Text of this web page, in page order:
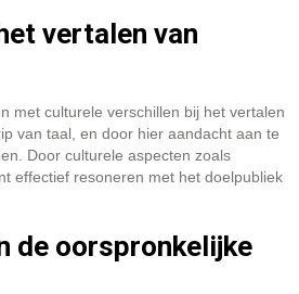
vertalen van
met culturele verschillen bij het vertalen
van taal, en door hier aandacht aan te
Door culturele aspecten zoals
effectief resoneren met het doelpubliek
de oorspronkelijke